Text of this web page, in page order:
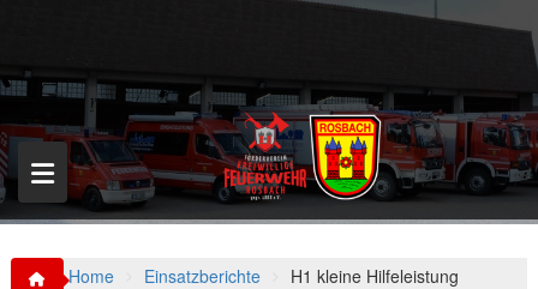
p
o
c
o
n
t
Home Einsatzberichte H1 kleine Hilfeleistung